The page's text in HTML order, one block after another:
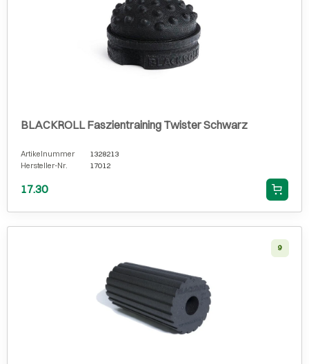
BLACKROLL Faszientraining Twister Schwarz
Artikelnummer
1328213
Hersteller-Nr.
17012
17.30
9